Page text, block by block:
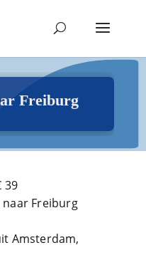
Freiburg
39
Freiburg
Amsterdam,